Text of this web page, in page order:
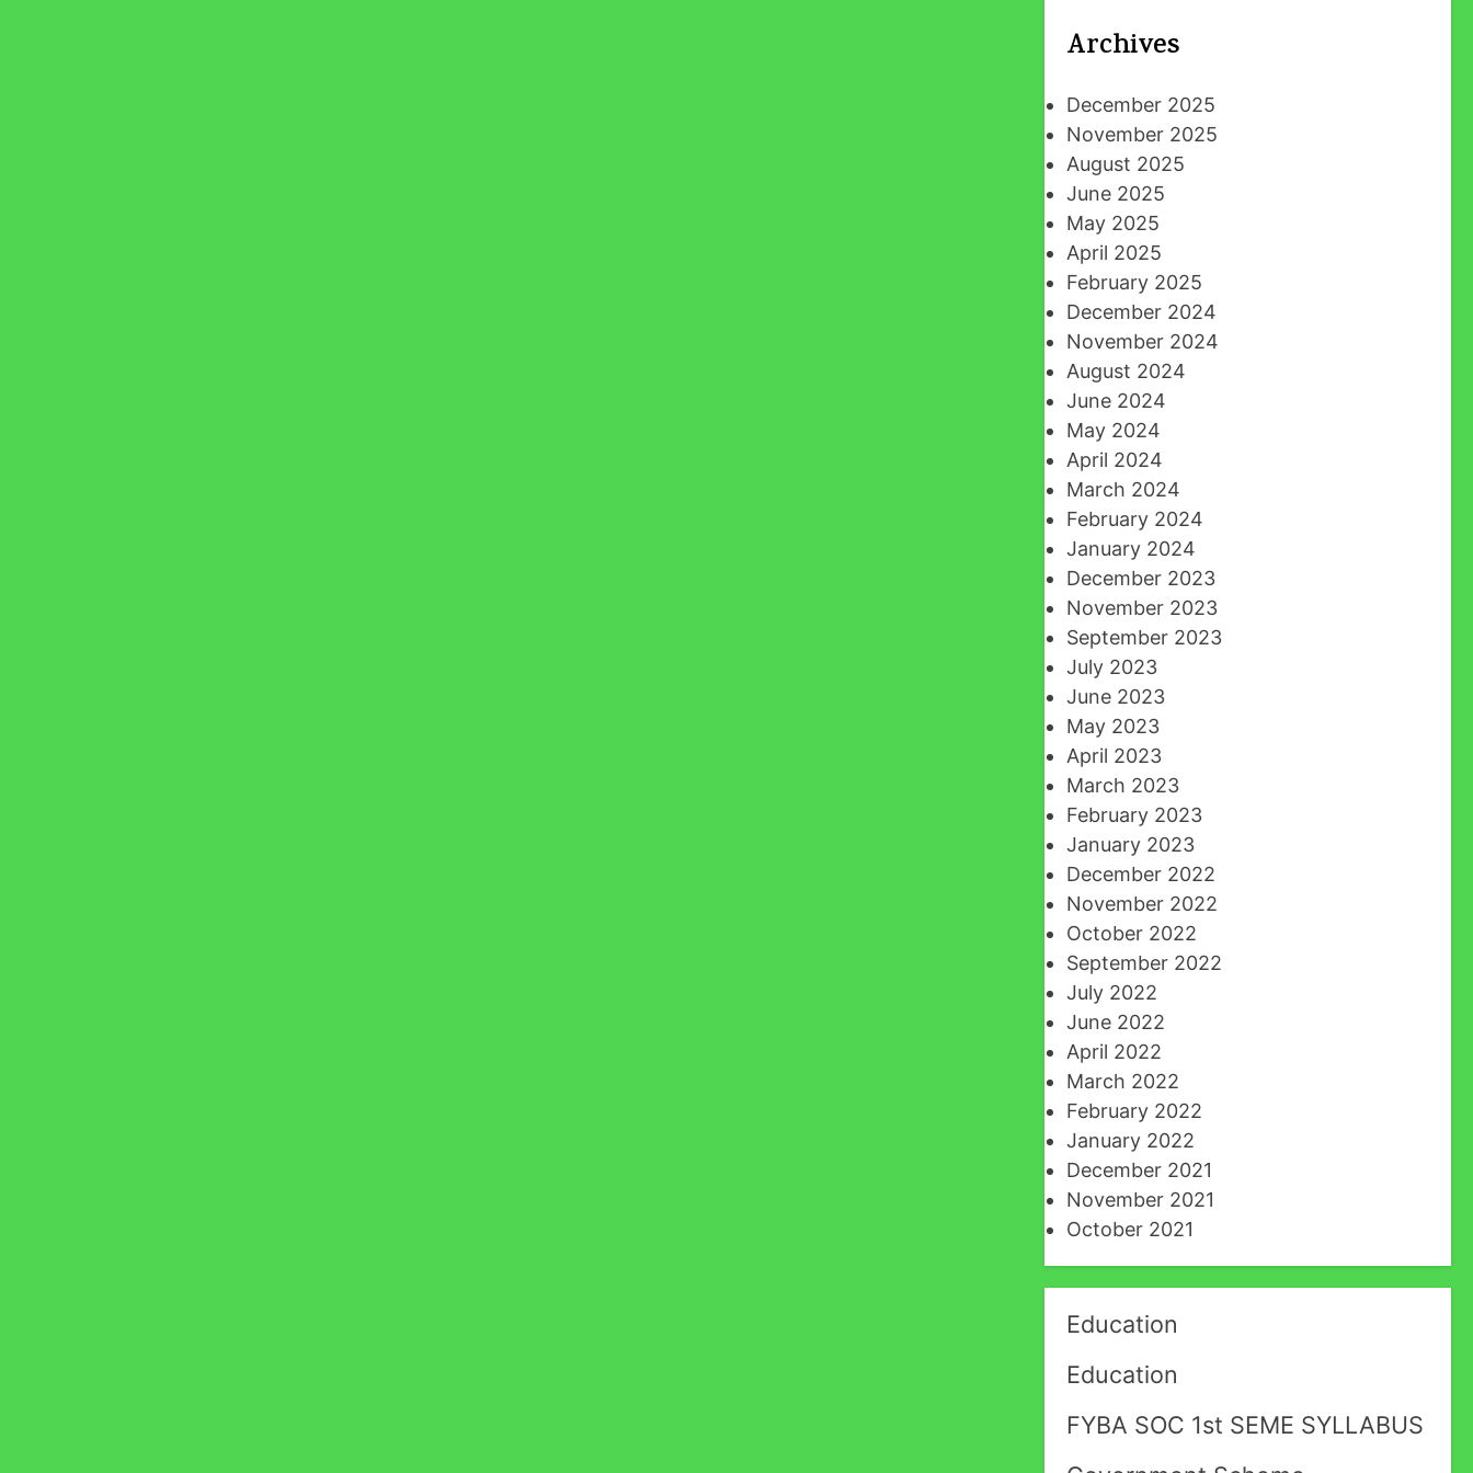
Archives
December 2025
November 2025
August 2025
June 2025
May 2025
April 2025
February 2025
December 2024
November 2024
August 2024
June 2024
May 2024
April 2024
March 2024
February 2024
January 2024
December 2023
November 2023
September 2023
July 2023
June 2023
May 2023
April 2023
March 2023
February 2023
January 2023
December 2022
November 2022
October 2022
September 2022
July 2022
June 2022
April 2022
March 2022
February 2022
January 2022
December 2021
November 2021
October 2021
Education
Education
FYBA SOC 1st SEME SYLLABUS